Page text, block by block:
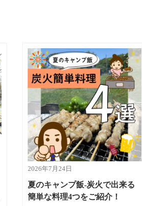
2026年7月24日
夏のキャンプ飯-炭火で出来る
簡単な料理4つをご紹介！